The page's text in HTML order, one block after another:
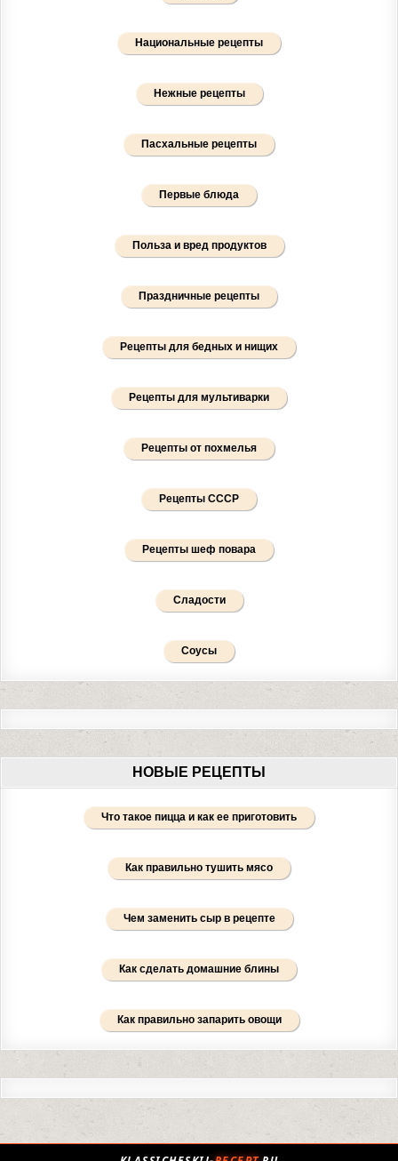
Национальные рецепты
Нежные рецепты
Пасхальные рецепты
Первые блюда
Польза и вред продуктов
Праздничные рецепты
Рецепты для бедных и нищих
Рецепты для мультиварки
Рецепты от похмелья
Рецепты СССР
Рецепты шеф повара
Сладости
Соусы
НОВЫЕ РЕЦЕПТЫ
Что такое пицца и как ее приготовить
Как правильно тушить мясо
Чем заменить сыр в рецепте
Как сделать домашние блины
Как правильно запарить овощи